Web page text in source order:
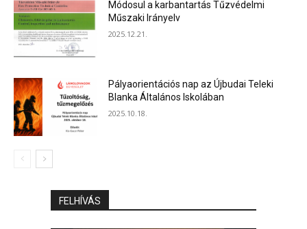
Módosul a karbantartás Tűzvédelmi
Műszaki Irányelv
2025.12.21.
Pályaorientációs nap az Újbudai Teleki
Blanka Általános Iskolában
2025.10.18.
FELHÍVÁS